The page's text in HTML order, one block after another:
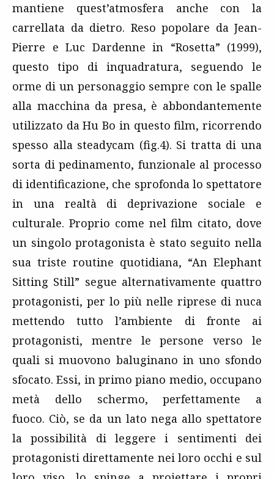
mantiene quest’atmosfera anche con la
carrellata da dietro. Reso popolare da Jean-
Pierre e Luc Dardenne in “Rosetta” (1999),
questo tipo di inquadratura, seguendo le
orme di un personaggio sempre con le spalle
alla macchina da presa, è abbondantemente
utilizzato da Hu Bo in questo film, ricorrendo
spesso alla steadycam (fig.4). Si tratta di una
sorta di pedinamento, funzionale al processo
di identificazione, che sprofonda lo spettatore
in una realtà di deprivazione sociale e
culturale. Proprio come nel film citato, dove
un singolo protagonista è stato seguito nella
sua triste routine quotidiana, “An Elephant
Sitting Still” segue alternativamente quattro
protagonisti, per lo più nelle riprese di nuca
mettendo tutto l’ambiente di fronte ai
protagonisti, mentre le persone verso le
quali si muovono baluginano in uno sfondo
sfocato. Essi, in primo piano medio, occupano
metà dello schermo, perfettamente a
fuoco. Ciò, se da un lato nega allo spettatore
la possibilità di leggere i sentimenti dei
protagonisti direttamente nei loro occhi e sul